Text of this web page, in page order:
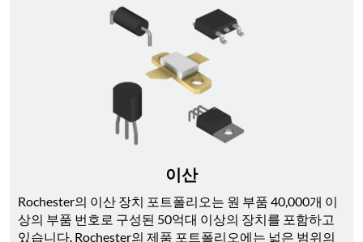
이산
Rochester의 이산 장치 포트폴리오는 원 부품 40,000개 이
상의 부품 번호로 구성된 50억대 이상의 장치를 포함하고
있습니다. Rochester의 제품 포트폴리오에는 넓은 범위의